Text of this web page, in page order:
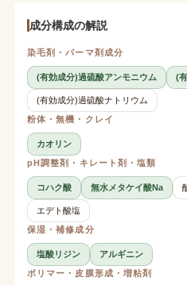
成分構成の解説
染毛剤・パーマ剤成分
(有効成分)過硫酸アンモニウム (
(有効成分)過硫酸ナトリウム
粉体・無機・クレイ
カオリン
pH調整剤・キレート剤・塩類
コハク酸 無水メタケイ酸Na
エデト酸塩
保湿・補修成分
塩酸リジン
アルギニン
ポリマー・皮膜形成・増粘剤